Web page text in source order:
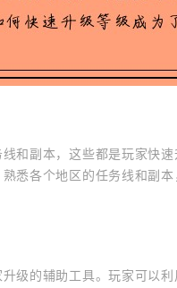
和副本，这些都是玩家快
悉各个地区的任务线和副
级的辅助工具。玩家可以